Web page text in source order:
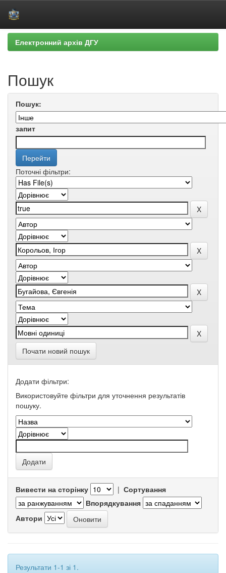
Skip
navigation
Електронний архів ДГУ
Пошук
Пошук:
запит
Поточні фільтри:
Почати новий пошук
Додати фільтри:
Використовуйте фільтри для уточнення результатів
пошуку.
Вивести на сторінку | Сортування
Впорядкування
Автори
Результати 1-1 зі 1.